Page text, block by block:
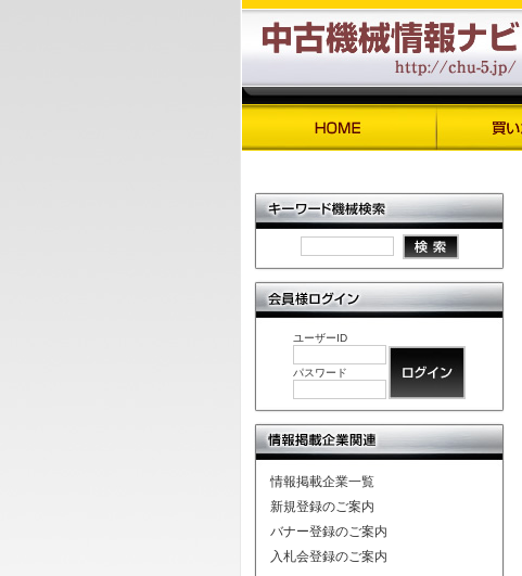
ユーザーID
パスワード
情報掲載企業一覧
新規登録のご案内
バナー登録のご案内
入札会登録のご案内